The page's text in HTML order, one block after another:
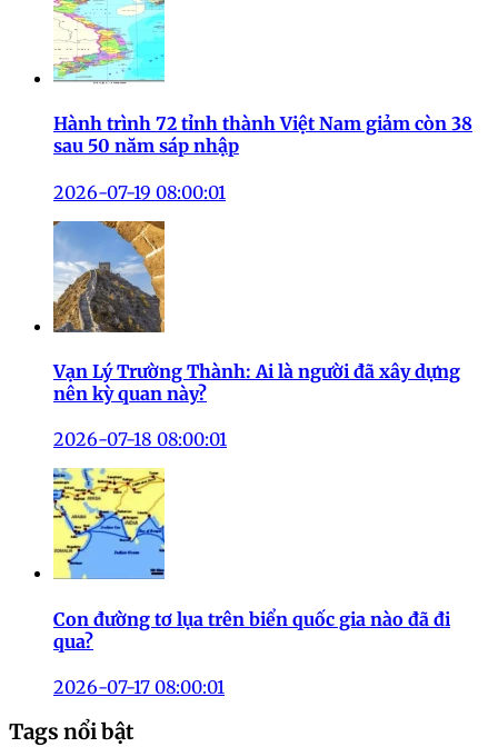
Hành trình 72 tỉnh thành Việt Nam giảm còn 38
sau 50 năm sáp nhập
2026-07-19 08:00:01
Vạn Lý Trường Thành: Ai là người đã xây dựng
nên kỳ quan này?
2026-07-18 08:00:01
Con đường tơ lụa trên biển quốc gia nào đã đi
qua?
2026-07-17 08:00:01
Tags nổi bật